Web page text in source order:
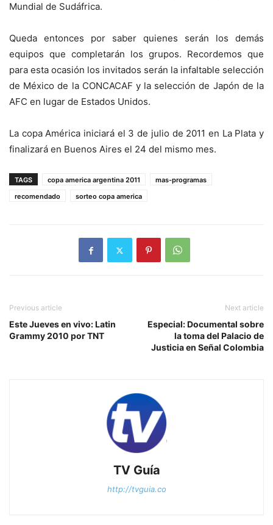
Mundial de Sudáfrica.
Queda entonces por saber quienes serán los demás
equipos que completarán los grupos. Recordemos que
para esta ocasión los invitados serán la infaltable selección
de México de la CONCACAF y la selección de Japón de la
AFC en lugar de Estados Unidos.
La copa América iniciará el 3 de julio de 2011 en La Plata y
finalizará en Buenos Aires el 24 del mismo mes.
TAGS copa america argentina 2011
mas-programas
recomendado
sorteo copa america
Previous article
Este Jueves en vivo: Latin
Grammy 2010 por TNT
Next article
Especial: Documental sobre
la toma del Palacio de
Justicia en Señal Colombia
TV Guía
http://tvguia.co